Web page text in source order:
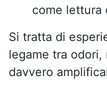
come lettura
Si tratta di
legame tra odori,
davvero